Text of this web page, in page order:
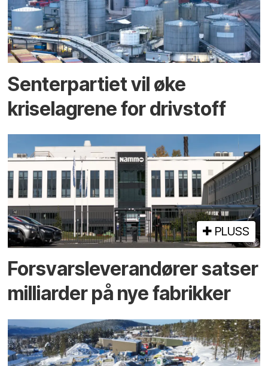
Senterpartiet vil øke
kriselagrene for drivstoff
PLUSS
Forsvars­leverandører satser
milliarder på nye fabrikker